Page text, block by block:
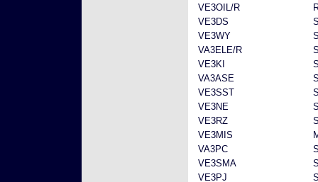
VE3OIL/R
VE3DS
VE3WY
VA3ELE/R
VE3KI
VA3ASE
VE3SST
VE3NE
VE3RZ
VE3MIS
VA3PC
VE3SMA
VE3PJ